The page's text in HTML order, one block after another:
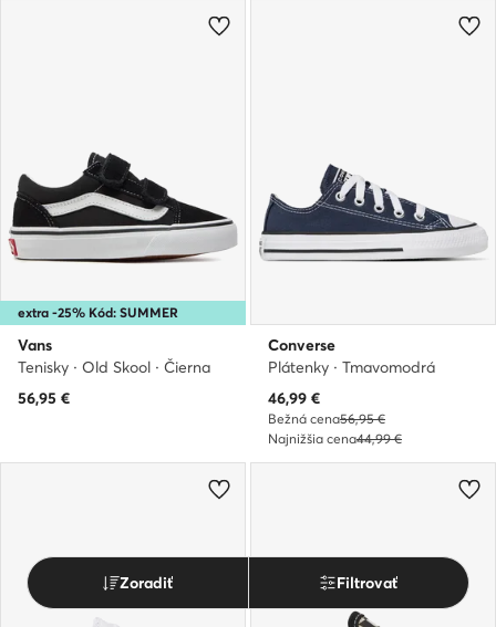
extra -25% Kód: SUMMER
Vans
Tenisky · Old Skool · Čierna
56,95 €
Converse
Plátenky · Tmavomodrá
Aktuálna cena
46,99 €
Bežná cena56,95 €
Najnižšia cena44,99 €
Zoradiť Filtrovať